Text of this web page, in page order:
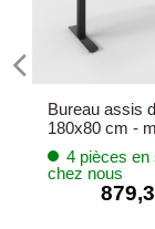
Bureau assis
180x80 cm -
4 pièces en
chez nous